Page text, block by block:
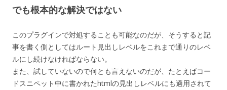
でも根本的な解決ではない
このプラグインで対処することも可能なのだが、そうすると記
事を書く側としてはルート見出しレベルをこれまで通りのレベ
ルにし続けなければならない。
また、試していないので何とも言えないのだが、たとえばコー
ドスニペット中に書かれたhtmlの見出しレベルにも適用されて